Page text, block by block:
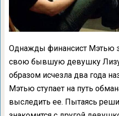
Однажды финансист Мэтью
свою бывшую девушку
образом исчезла два года
Мэтью ступает на путь
выследить ее. Пытаясь